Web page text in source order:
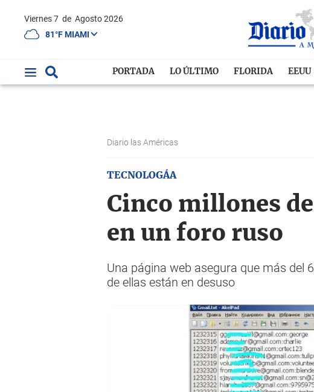
Viernes 7 de Agosto 2026
81°F MIAMI
PORTADA LO ÚLTIMO FLORIDA EEUU
Diario las Américas
TECNOLOGÁA
Cinco millones
en un foro ruso
Una página web asegura que más del
de ellas están en desuso